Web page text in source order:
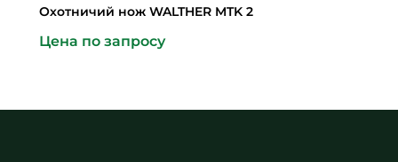
Охотничий нож WALTHER MTK 2
Цена по запросу